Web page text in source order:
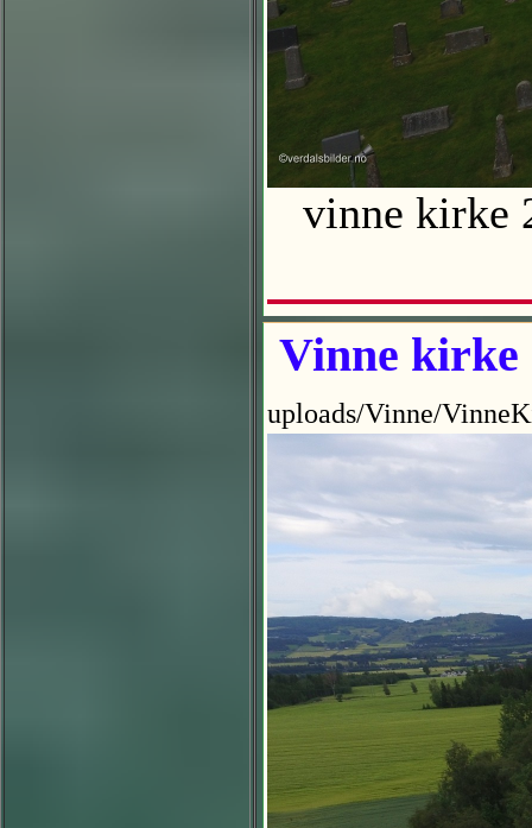
vinne kirke
Vinne kirke
uploads/Vinne/